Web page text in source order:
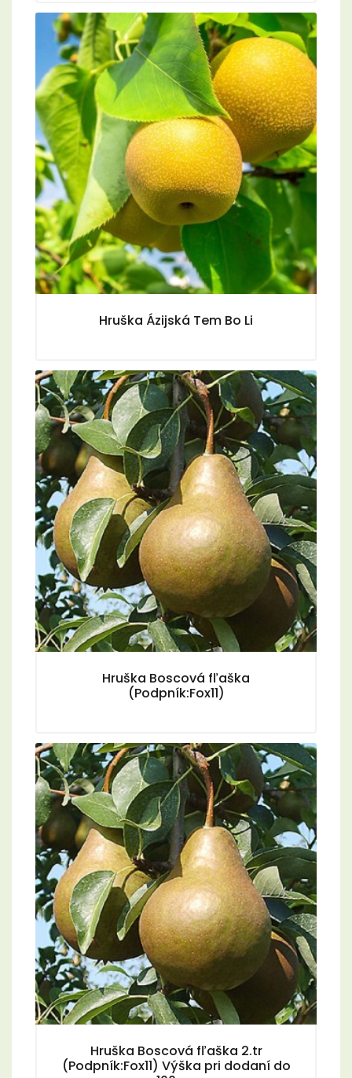
Hruška Ázijská Tem Bo Li
Hruška Boscová fľaška
(Podpník:Fox11)
Hruška Boscová fľaška 2.tr
(Podpník:Fox11) Výška pri dodaní do